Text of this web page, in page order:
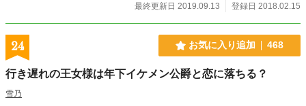
最終更新日 2019.09.13
登録日 2018.02.15
24 お気に入り追加 468
行き遅れの王女様は年下イケメン公爵と恋に落ちる？
雪乃